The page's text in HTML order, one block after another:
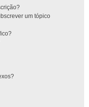
um tópico